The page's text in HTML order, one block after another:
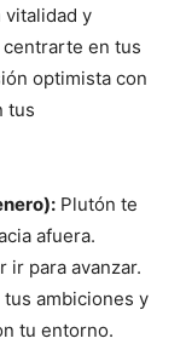
vitalidad y
centrarte en tus
optimista con
tus
Plutón te
afuera.
ir para avanzar.
ambiciones y
tu entorno.